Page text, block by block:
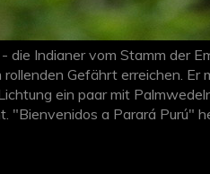
die Indianer vom Stamm der
Gefährt erreichen. Er
ein paar mit
"Bienvenidos a Parará Purú"